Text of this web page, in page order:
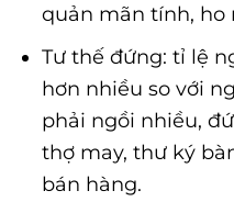
quản mãn tính, ho
Tư thế đứng: tỉ lệ
hơn nhiều so với
phải ngồi nhiều,
thợ may, thư ký
bán hàng.